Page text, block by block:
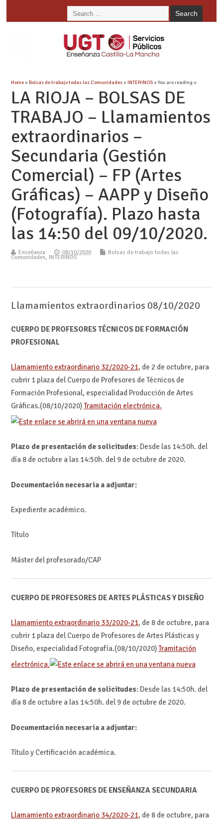
Home»Bolsas de trabajo todas las Comunidades»INTERINOS» You are reading »
LA RIOJA – BOLSAS DE
TRABAJO – Llamamientos
extraordinarios –
Secundaria (Gestión
Comercial) – FP (Artes
Gráficas) – AAPP y Diseño
(Fotografía). Plazo hasta
las 14:50 del 09/10/2020.
Enseñanza 08/10/2020 Bolsas de trabajo todas las
Comunidades, INTERINOS
Llamamientos extraordinarios 08/10/2020
CUERPO DE PROFESORES TÉCNICOS DE FORMACIÓN
PROFESIONAL
Llamamiento extraordinario 32/2020-21, de 2 de octubre, para
cubrir 1 plaza del Cuerpo de Profesores de Técnicos de
Formación Profesional, especialidad Producción de Artes
Gráficas.(08/10/2020)Tramitación electrónica.
Plazo de presentación de solicitudes: Desde las 14:50h. del
día 8 de octubre a las 14:50h. del 9 de octubre de 2020.
Documentación necesaria a adjuntar:
Expediente académico.
Título
Máster del profesorado/CAP
CUERPO DE PROFESORES DE ARTES PLÁSTICAS Y DISEÑO
Llamamiento extraordinario 33/2020-21, de 8 de octubre, para
cubrir 1 plaza del Cuerpo de Profesores de Artes Plásticas y
Diseño, especialidad Fotografía.(08/10/2020)Tramitación
electrónica.
Plazo de presentación de solicitudes: Desde las 14:50h. del
día 8 de octubre a las 14:50h. del 9 de octubre de 2020.
Documentación necesaria a adjuntar:
Título y Certificación académica.
CUERPO DE PROFESORES DE ENSEÑANZA SECUNDARIA
Llamamiento extraordinario 34/2020-21, de 8 de octubre, para